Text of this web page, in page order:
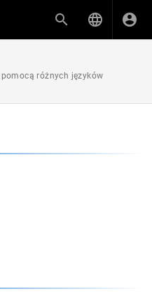
pomocą różnych języków